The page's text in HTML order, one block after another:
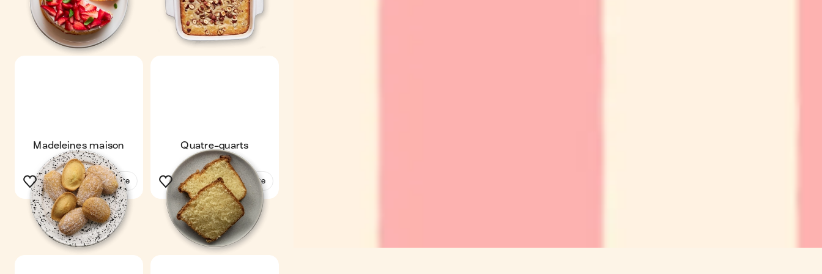
Madeleines maison
Voir la recette
Quatre-quarts
Voir la recette